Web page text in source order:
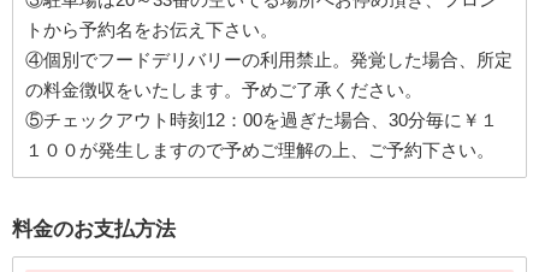
トから予約名をお伝え下さい。
④個別でフードデリバリーの利用禁止。発覚した場合、所定
の料金徴収をいたします。予めご了承ください。
⑤チェックアウト時刻12：00を過ぎた場合、30分毎に￥１
１００が発生しますので予めご理解の上、ご予約下さい。
料金のお支払方法